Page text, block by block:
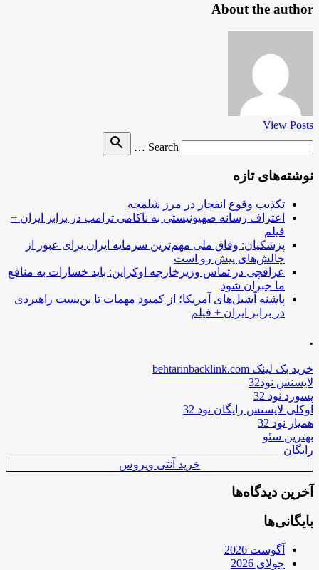
About the author
View Posts
Search …
search
نوشته‌های تازه
تکذیب وقوع انفجار در مرز شلمچه
اعتراف رسانه صهیونیستی به ناکامی ترامپ در برابر ایران +
فیلم
پزشکیان: وفاق ملی مهم‌ترین سرمایه ایران برای عبور از
چالش‌های پیش رو است
عراقچی در تماس وزیرخارجه اوکراین: باید خسارات به منافع
ما جبران شود
پاشنه آشیل‌های آمریکا؛ از کمبود مهمات تا بن‌بست راهبردی
در برابر ایران + فیلم
.
خرید بک لینک behtarinbacklink.com
لایسنس نود32
پسورد نود 32
اوکلی لایسنس رایگان نود 32
همیار نود 32
بهترین سئو
رایگان
خرید آنتی ویروس
آخرین دیدگاه‌ها
بایگانی‌ها
آگوست 2026
جولای 2026